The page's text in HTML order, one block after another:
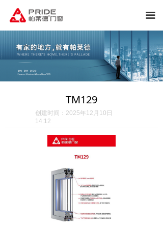
끀
TM129
创建时间： 2025年12月10日
14:12